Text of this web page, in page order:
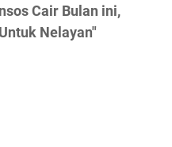
Cair Bulan ini,
Nelayan"